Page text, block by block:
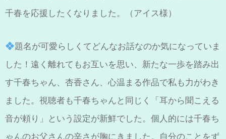
千春を応援したくなりました。（アイス様）
題名が可愛らしくてどんなお話なのか気になっていま
した！遠く離れてもお互いを思い、新たな一歩を踏み出
す千春ちゃん、杏香さん、心温まる作品で私も力がわき
ました。視聴者も千春ちゃんと同じく「耳から聞こえる
音が頼り」という設定が新鮮でした。個人的には千春ち
ゃんのお父さんの辛さが胸にきました。自分のことをず